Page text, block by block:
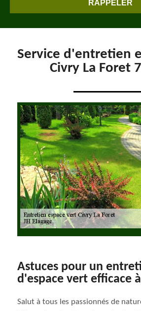
Service d'entretien
Civry La Foret
Astuces pour un
d'espace vert efficace
Salut à tous les passionnés de